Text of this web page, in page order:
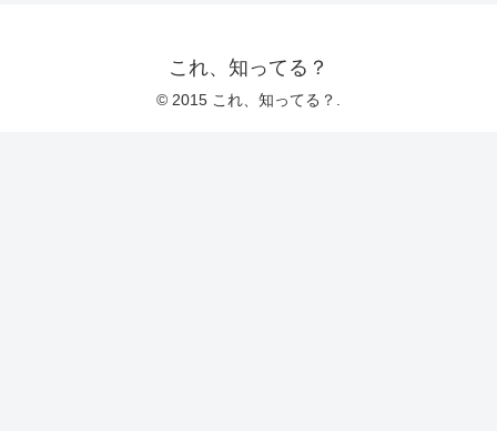
これ、知ってる？
© 2015 これ、知ってる？.